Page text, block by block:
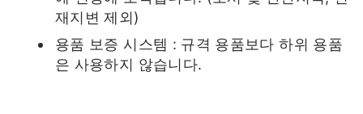
재지변 제외)
용품 보증 시스템 : 규격 용품보다 하위 용품
은 사용하지 않습니다.